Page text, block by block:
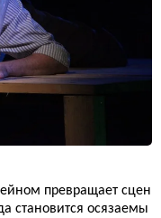
превращает сцен
становится осязаемы